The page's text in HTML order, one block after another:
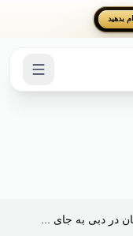
بدهید
در دبی به جای ...